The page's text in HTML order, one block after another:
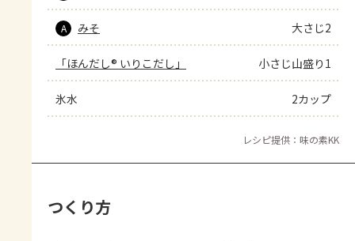
A みそ 大さじ2
「ほんだし® いりこだし」 小さじ山盛り1
氷水 2カップ
レシピ提供：味の素KK
つくり方